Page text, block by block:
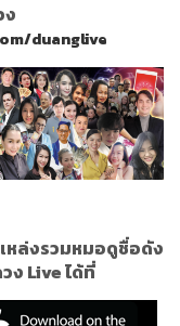
ง
duanglive
หล่งรวมหมอดูชื่อดัง
ง Live ได้ที่